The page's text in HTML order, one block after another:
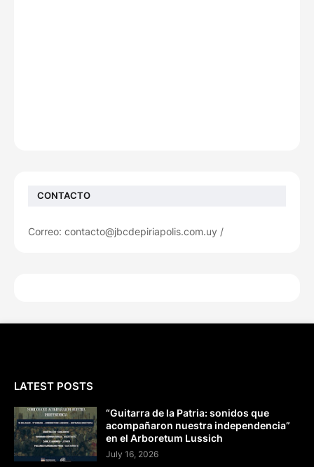
CONTACTO
Correo: contacto@jbcdepiriapolis.com.uy /
LATEST POSTS
“Guitarra de la Patria: sonidos que
acompañaron nuestra independencia”
en el Arboretum Lussich
July 16, 2026